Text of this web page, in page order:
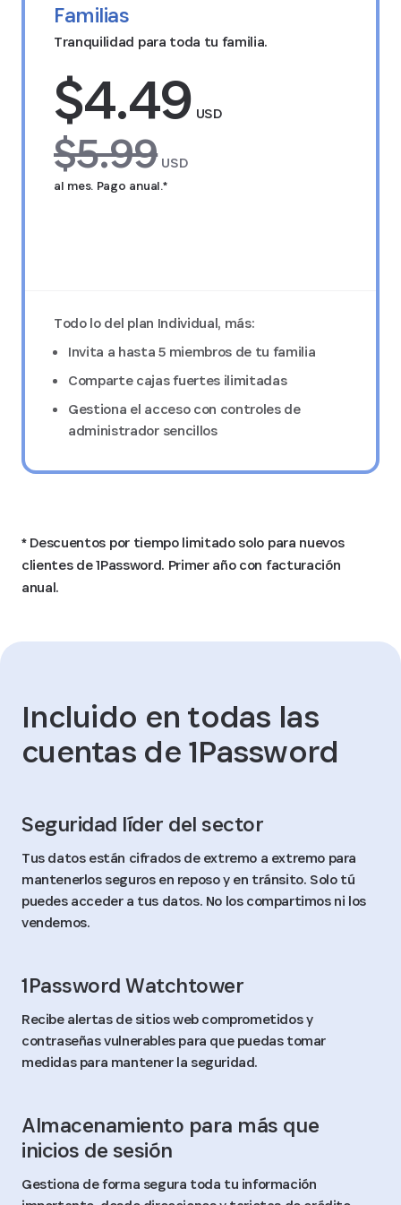
Familias
Tranquilidad para toda tu familia.
$4.49 USD
$5.99 USD
al mes. Pago anual.*
Todo lo del plan Individual, más:
Invita a hasta 5 miembros de tu familia
Comparte cajas fuertes ilimitadas
Gestiona el acceso con controles de
administrador sencillos
* Descuentos por tiempo limitado solo para nuevos
clientes de 1Password. Primer año con facturación
anual.
Incluido en todas las
cuentas de 1Password
Seguridad líder del sector
Tus datos están cifrados de extremo a extremo para
mantenerlos seguros en reposo y en tránsito. Solo tú
puedes acceder a tus datos. No los compartimos ni los
vendemos.
1Password Watchtower
Recibe alertas de sitios web comprometidos y
contraseñas vulnerables para que puedas tomar
medidas para mantener la seguridad.
Almacenamiento para más que
inicios de sesión
Gestiona de forma segura toda tu información